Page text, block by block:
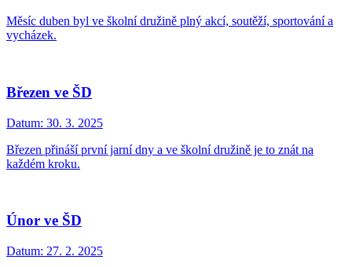
Měsíc duben byl ve školní družině plný akcí, soutěží, sportování a
vycházek.
Březen ve ŠD
Datum: 30. 3. 2025
Březen přináší první jarní dny a ve školní družině je to znát na
každém kroku.
Únor ve ŠD
Datum: 27. 2. 2025